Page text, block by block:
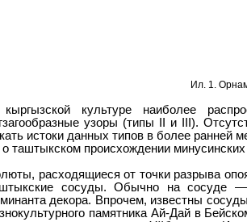
Ил. 1.
культуре наиболее
узоры (типы II и III).
истоки данных типов в более ранней
о таштыкском происхождении
расходящиеся от точки разрыва
сосуды. Обычно на сосуде
декора. Впрочем, известны
памятника Ай-Дай в